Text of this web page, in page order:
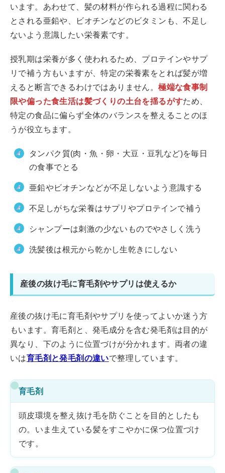
います。あわせて、髪の材料が作られる過程に関わる
とされる亜鉛や、ビオチンなどのビタミンも、不足し
ないよう意識したい栄養素です。
授乳期は栄養が多く使われるため、プロテインやサプ
リで補う方もいますが、特定の栄養素をとれば髪が増
えると断言できるわけではありません。極端な食事制
限や偏った食生活は髪づくりの土台を揺るがすため、
特定の食品に偏らず全体のバランスを整えることのほ
うが役立ちます。
タンパク質(肉・魚・卵・大豆・豆乳など)を毎日
の食事でとる
亜鉛やビオチンなどが不足しないよう意識する
不足しがちな栄養はサプリやプロテインで補う
シャンプーは刺激の少ないものでやさしく洗う
洗髪後は根元から乾かし生乾きにしない
産後の抜け毛に育毛剤やサプリは使えるか
産後の抜け毛に育毛剤やサプリを使ってよいか迷う方
もいます。育毛剤と、発毛成分を含む発毛剤は目的が
異なり、下のように位置づけが分かれます。両者の違
いは 育毛剤と発毛剤の違いで整理しています。
育毛剤
頭皮環境を整え抜け毛を防ぐことを目的としたも
の。いま生えている髪をすこやかに保つ位置づけ
です。